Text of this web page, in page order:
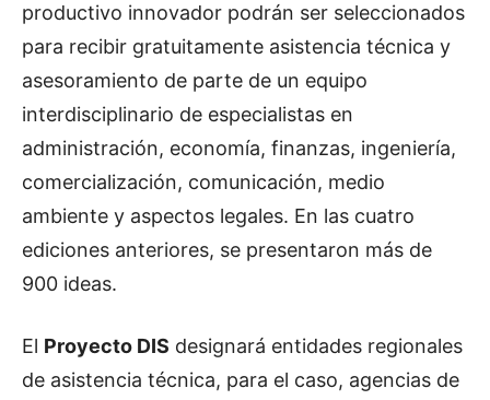
productivo innovador podrán ser seleccionados
para recibir gratuitamente asistencia técnica y
asesoramiento de parte de un equipo
interdisciplinario de especialistas en
administración, economía, finanzas, ingeniería,
comercialización, comunicación, medio
ambiente y aspectos legales. En las cuatro
ediciones anteriores, se presentaron más de
900 ideas.
El Proyecto DIS designará entidades regionales
de asistencia técnica, para el caso, agencias de